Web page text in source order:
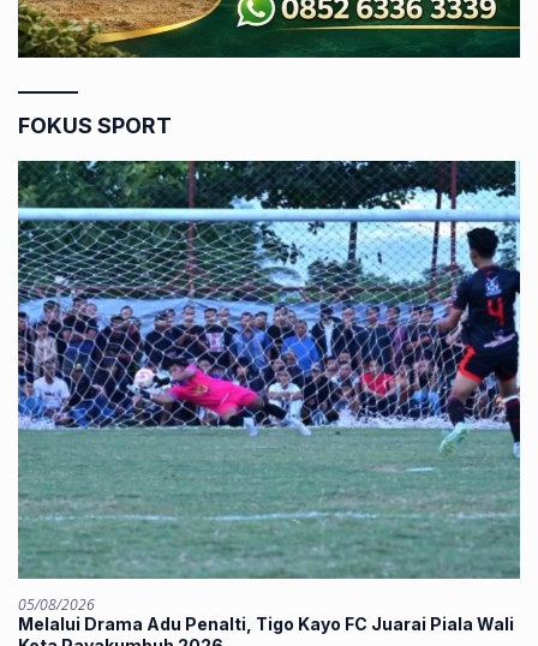
FOKUS SPORT
05/08/2026
Melalui Drama Adu Penalti, Tigo Kayo FC Juarai Piala Wali